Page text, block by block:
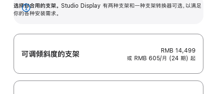
选择你合用的支架。 Studio Display 有两种支架和一种支架转换器可选，以满足
你的各种安装需求。
展
可调倾斜度的支架
RMB 14,499
或 RMB 605/月 (24 期) 起